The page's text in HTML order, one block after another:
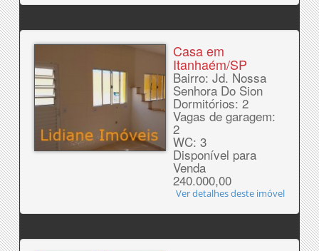
Casa em
Itanhaém/SP
Bairro: Jd. Nossa
Senhora Do Sion
Dormitórios: 2
Vagas de garagem:
2
WC: 3
Disponível para
Venda
240.000,00
Ver detalhes deste imóvel